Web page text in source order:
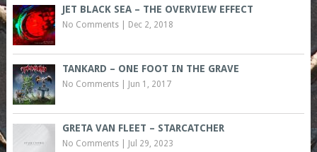
JET BLACK SEA – THE OVERVIEW EFFECT
No Comments| Dec 2, 2018
TANKARD – ONE FOOT IN THE GRAVE
No Comments| Jun 1, 2017
GRETA VAN FLEET – STARCATCHER
No Comments| Jul 29, 2023